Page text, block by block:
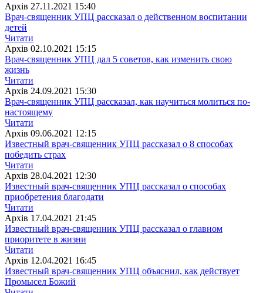
Архiв 27.11.2021 15:40
Врач-священник УПЦ рассказал о действенном воспитании
детей
Читати
Архiв 02.10.2021 15:15
Врач-священник УПЦ дал 5 советов, как изменить свою
жизнь
Читати
Архiв 24.09.2021 15:30
Врач-священник УПЦ рассказал, как научиться молиться по-
настоящему
Читати
Архiв 09.06.2021 12:15
Известный врач-священник УПЦ рассказал о 8 способах
победить страх
Читати
Архiв 28.04.2021 12:30
Известный врач-священник УПЦ рассказал о способах
приобретения благодати
Читати
Архiв 17.04.2021 21:45
Известный врач-священник УПЦ рассказал о главном
приоритете в жизни
Читати
Архiв 12.04.2021 16:45
Известный врач-священник УПЦ объяснил, как действует
Промысел Божий